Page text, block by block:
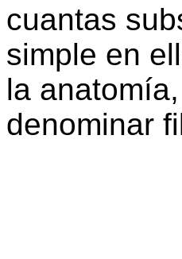
cuantas
simple en
la
denominar